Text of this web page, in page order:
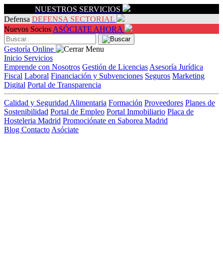
NUESTROS SERVICIOS
Defensa DEFENSA SECTORIAL
Nuevos Socios ASÓCIATE AHORA
Gestoría Online
Inicio Servicios
Emprende con Nosotros Gestión de Licencias Asesoría Jurídica
Fiscal Laboral Financiación y Subvenciones Seguros Marketing
Digital Portal de Transparencia
Calidad y Seguridad Alimentaria Formación Proveedores Planes de
Sostenibilidad Portal de Empleo Portal Inmobiliario Placa de
Hosteleria Madrid Promociónate en Saborea Madrid
Blog Contacto Asóciate